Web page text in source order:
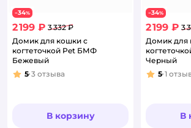
−34%
2 199 ₽ 3 332 ₽
Домик для кошки с
когтеточкой Pet БМФ
Бежевый
Рейтинг:
5 3 отзыва
В корзину
−34%
2 199 ₽ 3
Домик для
Черный
Рейтинг:
5 1
В